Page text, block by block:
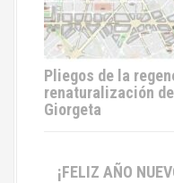
Pliegos de la
renaturalización
Giorgeta
¡FELIZ AÑO